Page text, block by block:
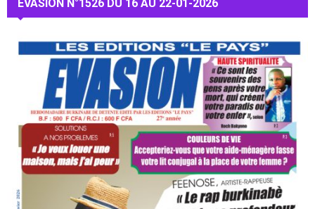
EVASION N°1526 DU 16 AU 22-01-2026